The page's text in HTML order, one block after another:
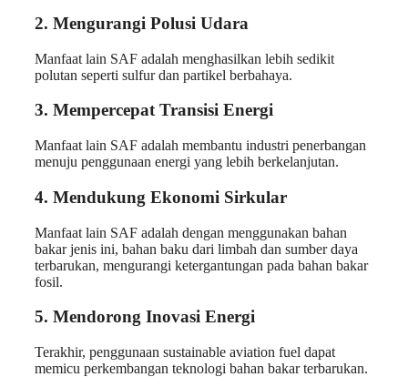
2. Mengurangi Polusi Udara
Manfaat lain SAF adalah menghasilkan lebih sedikit
polutan seperti sulfur dan partikel berbahaya.
3. Mempercepat Transisi Energi
Manfaat lain SAF adalah membantu industri penerbangan
menuju penggunaan energi yang lebih berkelanjutan.
4. Mendukung Ekonomi Sirkular
Manfaat lain SAF adalah dengan menggunakan bahan
bakar jenis ini, bahan baku dari limbah dan sumber daya
terbarukan, mengurangi ketergantungan pada bahan bakar
fosil.
5. Mendorong Inovasi Energi
Terakhir, penggunaan sustainable aviation fuel dapat
memicu perkembangan teknologi bahan bakar terbarukan.